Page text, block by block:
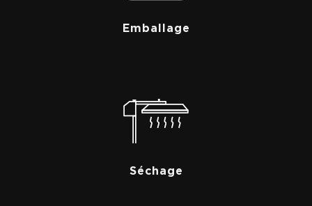
Emballage
Séchage